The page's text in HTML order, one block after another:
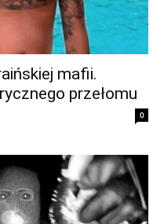
mafii.
przełomu
0